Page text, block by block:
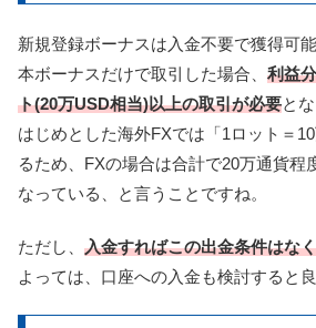
新規登録ボーナスは入金不要で獲得可
本ボーナスだけで取引した場合、 利益
ト(20万USD相当)以上の取引が必要と
はじめとした海外FXでは「1ロット＝
るため、FXの場合は合計で20万通貨程
なっている、と言うことですね。
ただし、 入金すればこの出金条件はな
よっては、口座への入金も検討すると良